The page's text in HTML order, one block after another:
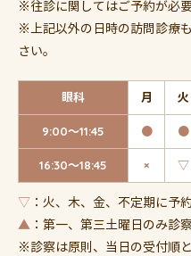
※往診に関してはご予約が必要
※上記以外の日時の訪問診療
さい。
眼科 月 火
9:00～11:45 ● ●
16:30～18:45 × ▽
▽ ：火、木、金、不定期に予
▲ ：第一、第三土曜日のみ診
※診察は原則、当日の受付順